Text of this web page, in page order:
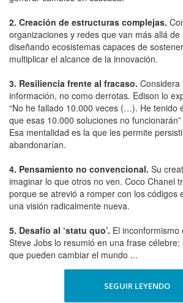
2. Creación de estructuras complejas.
organizaciones y redes que van más allá de
diseñando ecosistemas capaces de
multiplicar el alcance de la innovación.
3. Resiliencia frente al fracaso. Considera
información, no como derrotas. Edison lo
“No he fallado 10.000 veces (…). He tenido
que esas 10.000 soluciones no
Esa mentalidad es la que les permite
abandonarían.
4. Pensamiento no convencional. Su
imaginar lo que otros no ven. Coco Chanel
porque se atrevió a romper con los códigos
una visión radicalmente nueva.
5. Desafío al ‘statu quo’. El inconformismo
Steve Jobs lo resumió en una frase célebre:
que pueden cambiar el mundo ...
SEGUIR LEYENDO